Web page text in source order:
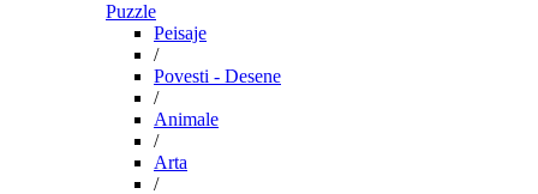
Puzzle
Peisaje
/
Povesti - Desene
/
Animale
/
Arta
/